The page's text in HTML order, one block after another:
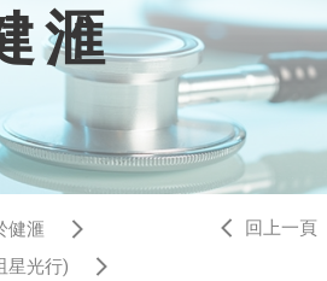
滙
健滙
星光行)
回上一頁